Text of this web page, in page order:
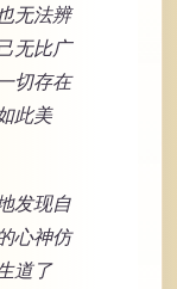
无法辨
无比广
切存在
此美
发现自
心神仿
道了